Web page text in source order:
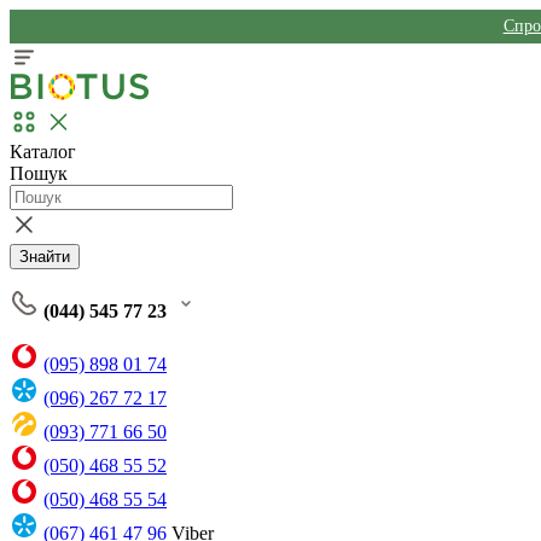
Каталог
Пошук
Знайти
(044) 545 77 23
(095) 898 01 74
(096) 267 72 17
(093) 771 66 50
(050) 468 55 52
(050) 468 55 54
(067) 461 47 96 Viber